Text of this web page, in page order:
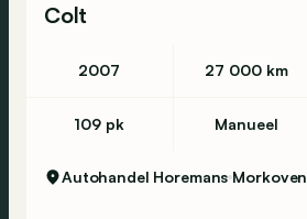
Colt
2007 27 000 km
109 pk Manueel
Autohandel Horemans Morkoven